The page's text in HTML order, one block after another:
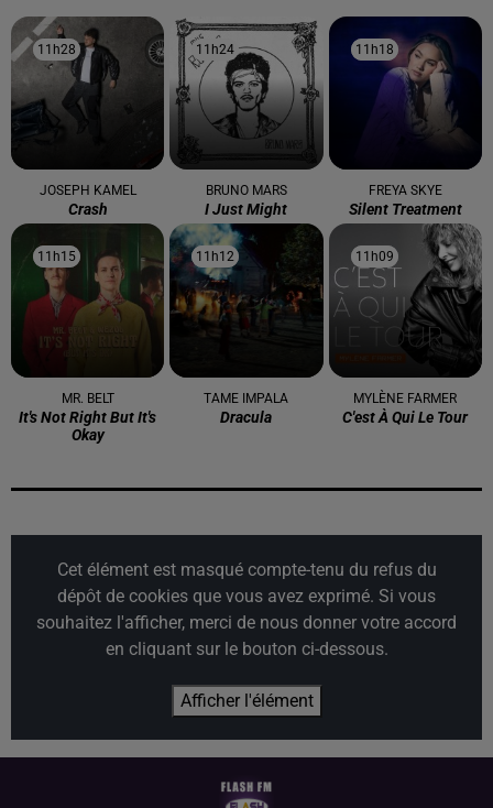
11h28
11h28
JOSEPH KAMEL
Crash
11h24
11h24
BRUNO MARS
I Just Might
11h18
11h18
FREYA SKYE
Silent Treatment
11h15
11h15
MR. BELT
It's Not Right But It's
Okay
11h12
11h12
TAME IMPALA
Dracula
11h09
11h09
MYLÈNE FARMER
C'est À Qui Le Tour
Cet élément est masqué compte-tenu du refus du
dépôt de cookies que vous avez exprimé. Si vous
souhaitez l'afficher, merci de nous donner votre accord
en cliquant sur le bouton ci-dessous.
Afficher l'élément